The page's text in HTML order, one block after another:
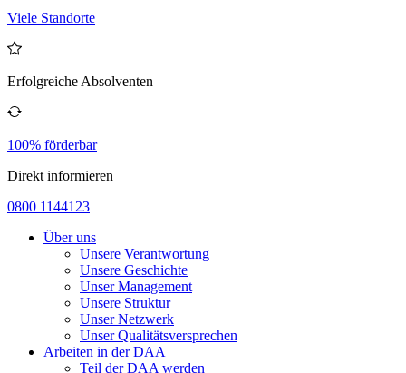
Viele Standorte
Erfolgreiche Absolventen
100% förderbar
Direkt informieren
0800 1144123
Über uns
Unsere Verantwortung
Unsere Geschichte
Unser Management
Unsere Struktur
Unser Netzwerk
Unser Qualitätsversprechen
Arbeiten in der DAA
Teil der DAA werden